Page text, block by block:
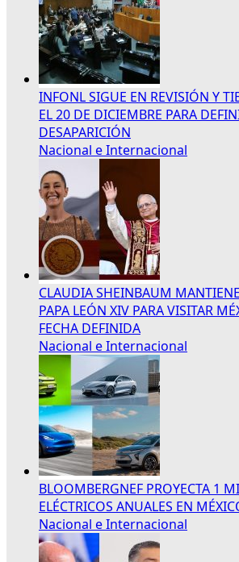
INFONL SIGUE EN REVISIÓN Y
EL 20 DE DICIEMBRE PARA
DESAPARICIÓN
Nacional e Internacional
CLAUDIA SHEINBAUM
PAPA LEÓN XIV PARA VISITAR
FECHA DEFINIDA
Nacional e Internacional
BLOOMBERGNEF PROYECTA 1
ELÉCTRICOS ANUALES EN
Nacional e Internacional